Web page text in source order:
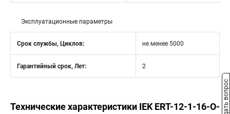
Эксплуатационные параметры
Срок службы, Циклов: не менее 5000
Гарантийный срок, Лет: 2
Технические характеристики IEK ERT-12-1-16-O- Задать вопрос